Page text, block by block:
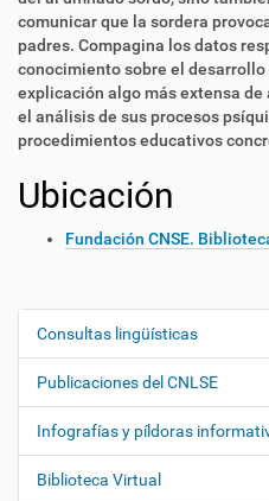
comunicar que la sordera
padres. Compagina los datos
conocimiento sobre el desarrollo
explicación algo más extensa
el análisis de sus procesos
procedimientos educativos
Ubicación
Fundación CNSE.
N
e
g
a
Consultas lingüísticas
Publicaciones del CNLSE
Infografías y píldoras
Biblioteca Virtual